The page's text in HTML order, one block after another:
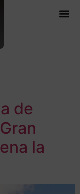
de
la